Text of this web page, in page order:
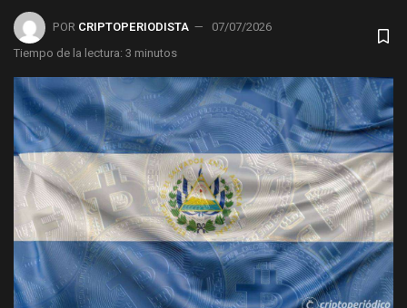
POR CRIPTOPERIODISTA
07/07/2026
Tiempo de la lectura: 3 minutos